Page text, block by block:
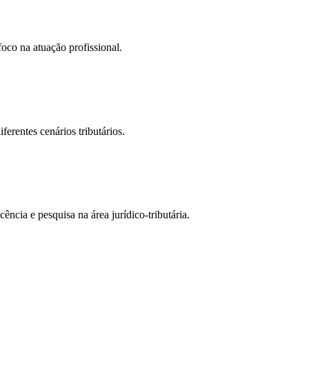
na atuação profissional.
cenários tributários.
e pesquisa na área jurídico-tributária.